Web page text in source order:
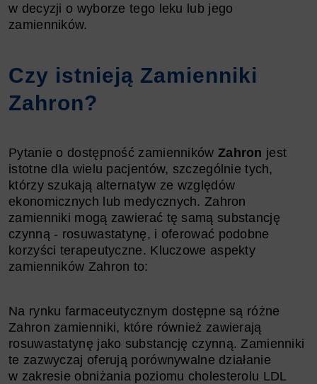
w decyzji o wyborze tego leku lub jego
zamienników.
Czy istnieją Zamienniki
Zahron?
Pytanie o dostępność zamienników Zahron jest
istotne dla wielu pacjentów, szczególnie tych,
którzy szukają alternatyw ze względów
ekonomicznych lub medycznych. Zahron
zamienniki mogą zawierać tę samą substancję
czynną - rosuwastatynę, i oferować podobne
korzyści terapeutyczne. Kluczowe aspekty
zamienników Zahron to:
Na rynku farmaceutycznym dostępne są różne
Zahron zamienniki, które również zawierają
rosuwastatynę jako substancję czynną. Zamienniki
te zazwyczaj oferują porównywalne działanie
w zakresie obniżania poziomu cholesterolu LDL